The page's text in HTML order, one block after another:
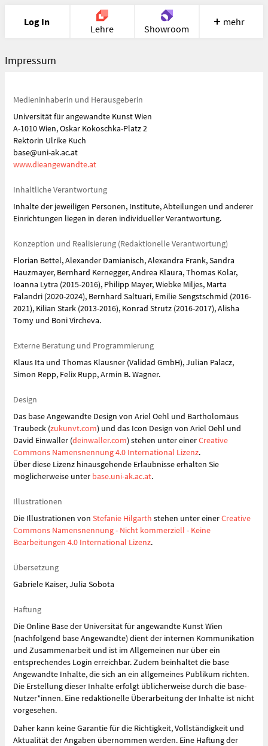
Log In
Lehre Showroom
Portfolio
Meet
mehr
Impressum
Medieninhaberin und Herausgeberin
Universität für angewandte Kunst Wien
A-1010 Wien, Oskar Kokoschka-Platz 2
Rektorin Ulrike Kuch
base@uni-ak.ac.at
www.dieangewandte.at
Inhaltliche Verantwortung
Inhalte der jeweiligen Personen, Institute, Abteilungen und anderer
Einrichtungen liegen in deren individueller Verantwortung.
Konzeption und Realisierung (Redaktionelle Verantwortung)
Florian Bettel, Alexander Damianisch, Alexandra Frank, Sandra
Hauzmayer, Bernhard Kernegger, Andrea Klaura, Thomas Kolar,
Ioanna Lytra (2015-2016), Philipp Mayer, Wiebke Miljes, Marta
Palandri (2020-2024), Bernhard Saltuari, Emilie Sengstschmid (2016-
2021), Kilian Stark (2013-2016), Konrad Strutz (2016-2017), Alisha
Tomy und Boni Vircheva.
Externe Beratung und Programmierung
Klaus Ita und Thomas Klausner (Validad GmbH), Julian Palacz,
Simon Repp, Felix Rupp, Armin B. Wagner.
Design
Das base Angewandte Design von Ariel Oehl und Bartholomäus
Traubeck (zukunvt.com) und das Icon Design von Ariel Oehl und
David Einwaller (deinwaller.com) stehen unter einerCreative
Commons Namensnennung 4.0 International Lizenz.
Über diese Lizenz hinausgehende Erlaubnisse erhalten Sie
möglicherweise unter base.uni-ak.ac.at.
Illustrationen
Die Illustrationen von Stefanie Hilgarth stehen unter einerCreative
Commons Namensnennung - Nicht kommerziell - Keine
Bearbeitungen 4.0 International Lizenz.
Übersetzung
Gabriele Kaiser, Julia Sobota
Haftung
Die Online Base der Universität für angewandte Kunst Wien
(nachfolgend base Angewandte) dient der internen Kommunikation
und Zusammenarbeit und ist im Allgemeinen nur über ein
entsprechendes Login erreichbar. Zudem beinhaltet die base
Angewandte Inhalte, die sich an ein allgemeines Publikum richten.
Die Erstellung dieser Inhalte erfolgt üblicherweise durch die base-
Nutzer*innen. Eine redaktionelle Überarbeitung der Inhalte ist nicht
vorgesehen.
Daher kann keine Garantie für die Richtigkeit, Vollständigkeit und
Aktualität der Angaben übernommen werden. Eine Haftung der